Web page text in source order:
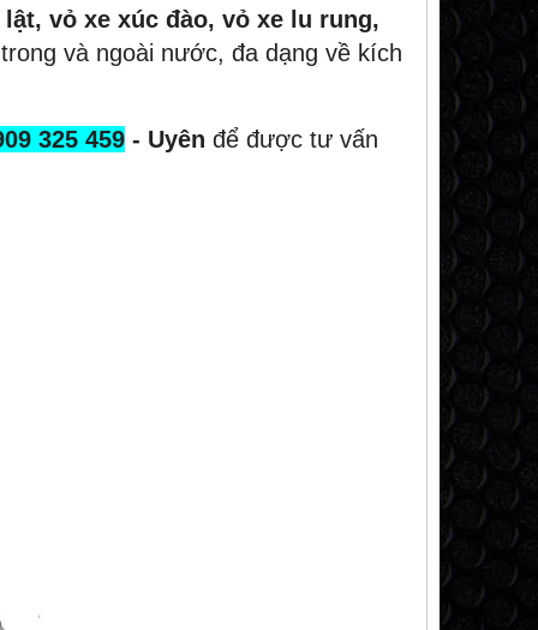
vỏ xe xúc đào, vỏ xe lu rung,
và ngoài nước, đa dạng về kích
325 459 - Uyên để được tư vấn